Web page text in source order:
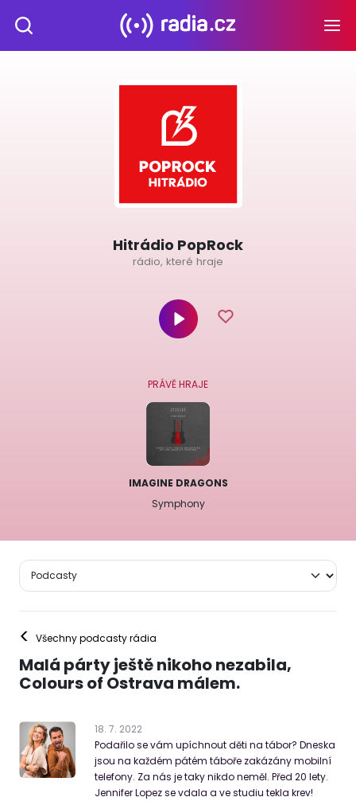
Hitrádio PopRock
rádio, které hraje
PRÁVĚ HRAJE
IMAGINE DRAGONS
Symphony
< Všechny podcasty rádia
Malá párty ještě nikoho nezabila,
Colours of Ostrava málem.
18. 7. 2022
Podařilo se vám upíchnout děti na tábor? Dneska
jsou na každém pátém táboře zakázány mobilní
telefony. Za nás je taky nikdo neměl. Před 20 lety.
Jennifer Lopez se vdala a ve studiu tekla krev!